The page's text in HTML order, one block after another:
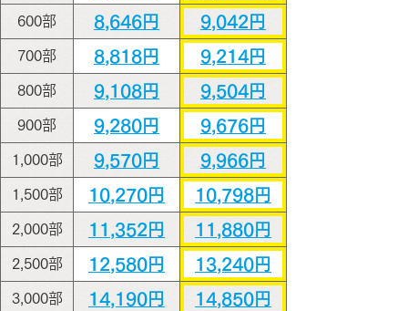
600部 8,646円 9,042円
700部 8,818円 9,214円
800部 9,108円 9,504円
900部 9,280円 9,676円
1,000部 9,570円 9,966円
1,500部 10,270円 10,798円
2,000部 11,352円 11,880円
2,500部 12,580円 13,240円
3,000部 14,190円 14,850円